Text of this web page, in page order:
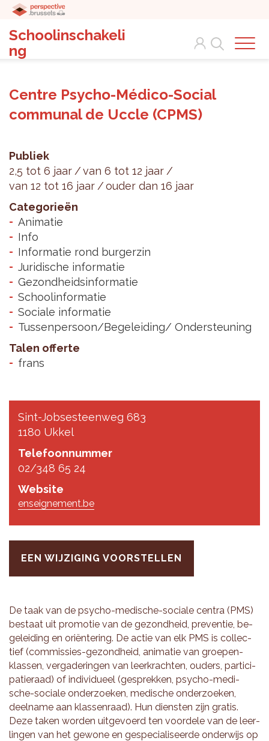
Schoolinschakeli
ng
Search
Centre Psycho-Médico-Social
communal de Uccle (CPMS)
Publiek
2,5 tot 6 jaar
van 6 tot 12 jaar
van 12 tot 16 jaar
ouder dan 16 jaar
Categorieën
Animatie
Info
Informatie rond burgerzin
Juridische informatie
Gezondheidsinformatie
Schoolinformatie
Sociale informatie
Tussenpersoon/Begeleiding/ Ondersteuning
Talen offerte
frans
Sint-Jobsesteenweg 683
1180 Ukkel
Telefoonnummer
02/348 65 24
Website
enseignement.be
EEN WIJZIGING VOORSTELLEN
De taak van de psy­cho-me­di­sche-so­ci­a­le cen­tra (PMS)
be­staat uit pro­mo­tie van de ge­zond­heid, pre­ven­tie, be­
ge­lei­ding en oriënte­ring. De actie van elk PMS is col­lec­
tief (com­mis­sies-ge­zond­heid, ani­ma­tie van groe­pen-
klas­sen, ver­ga­de­rin­gen van leer­krach­ten, ou­ders, par­ti­ci­
pa­tie­raad) of in­di­vi­du­eel (ge­sprek­ken, psy­cho-me­di­
sche-so­ci­a­le on­der­zoe­ken, me­di­sche on­der­zoe­ken,
deel­na­me aan klas­sen­raad). Hun dien­sten zijn gra­tis.
Deze taken wor­den uit­ge­voerd ten voor­de­le van de leer­
lin­gen van het ge­wo­ne en ge­spe­ci­a­li­seer­de on­der­wijs op